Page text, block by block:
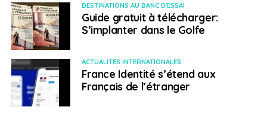
DESTINATIONS AU BANC D'ESSAI
Guide gratuit à télécharger:
S’implanter dans le Golfe
ACTUALITÉS INTERNATIONALES
France Identité s’étend aux
Français de l’étranger